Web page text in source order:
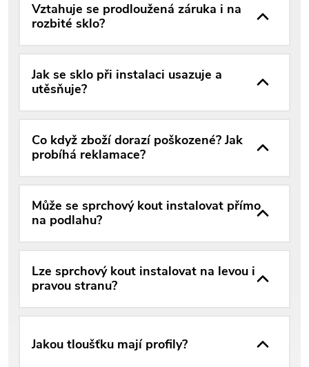
Vztahuje se prodloužená záruka i na
rozbité sklo?
Jak se sklo při instalaci usazuje a
utěsňuje?
Co když zboží dorazí poškozené? Jak
probíhá reklamace?
Může se sprchový kout instalovat přímo
na podlahu?
Lze sprchový kout instalovat na levou i
pravou stranu?
Jakou tloušťku mají profily?